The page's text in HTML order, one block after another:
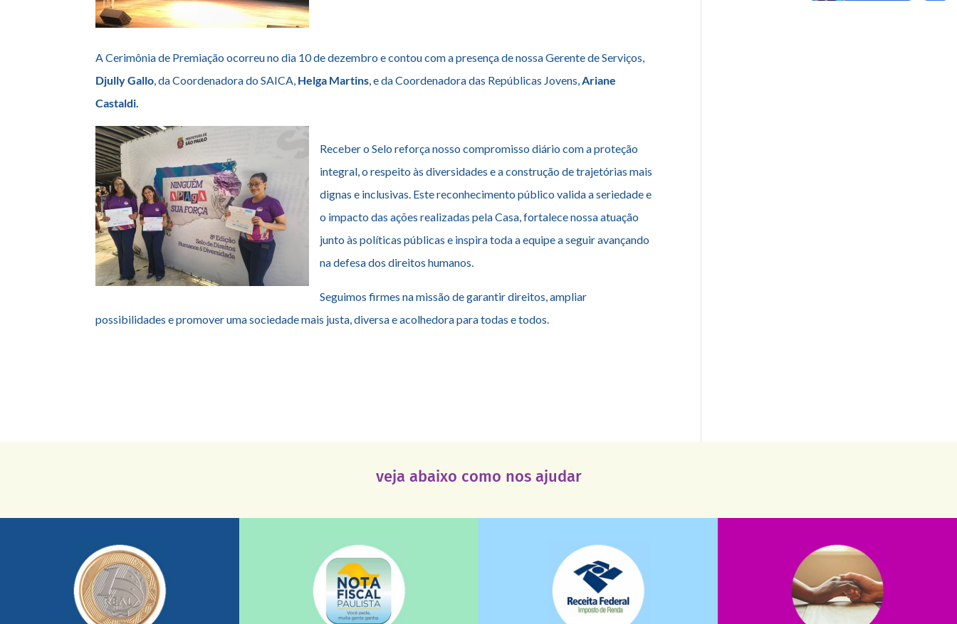
A Cerimônia de Premiação ocorreu no dia 10 de dezembro e contou com a presença de nossa Gerente de Serviços,
Djully Gallo, da Coordenadora do SAICA, Helga Martins, e da Coordenadora das Repúblicas Jovens,Ariane
Castaldi.
Receber oSelo reforça nosso compromisso diário com a proteção
integral, o respeito às diversidades e a construção de trajetórias mais
dignas e inclusivas. Este reconhecimento público valida a seriedade e
o impacto das ações realizadas pela Casa, fortalece nossa atuação
junto às políticas públicas e inspira toda a equipe a seguir avançando
na defesa dosdireitos humanos.
Seguimos firmes na missão de garantirdireitos, ampliar
possibilidades e promover uma sociedade mais justa, diversa e acolhedora para todas e todos.
veja abaixo como nos ajudar
mostrando tudo o que fizemos com a
sua ajuda somada a de outras pessoas.
saiba mais
saiba mais saiba mais
saiba como nos ajudar.
saiba mais